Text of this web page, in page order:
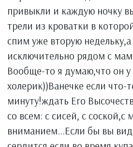
привыкли и каждую ночку
трели из кроватки в
спим уже вторую недельку,а
исключительно рядом с
Вообще-то я думаю,что он у
холерик))Ванечке если что-
минуту!ждать Его
со всем: с сисей, с
вниманием...Если бы вы